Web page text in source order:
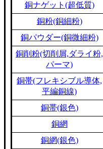
銅ナゲット(超低質)
銅粉(銅細粉)
銅パウダー(銅微細粉)
銅削粉(切削屑,ダライ粉,
パーマ)
銅帯(フレキシブル導体,
平編銅線)
銅帯(銀色)
銅網
銅網(銀色)